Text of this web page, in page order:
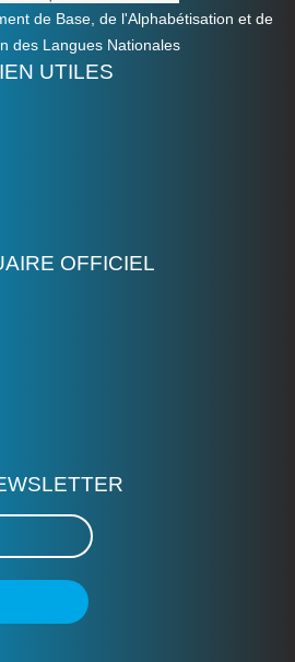
de Base, de l'Alphabétisation et de
des Langues Nationales
UTILES
OFFICIEL